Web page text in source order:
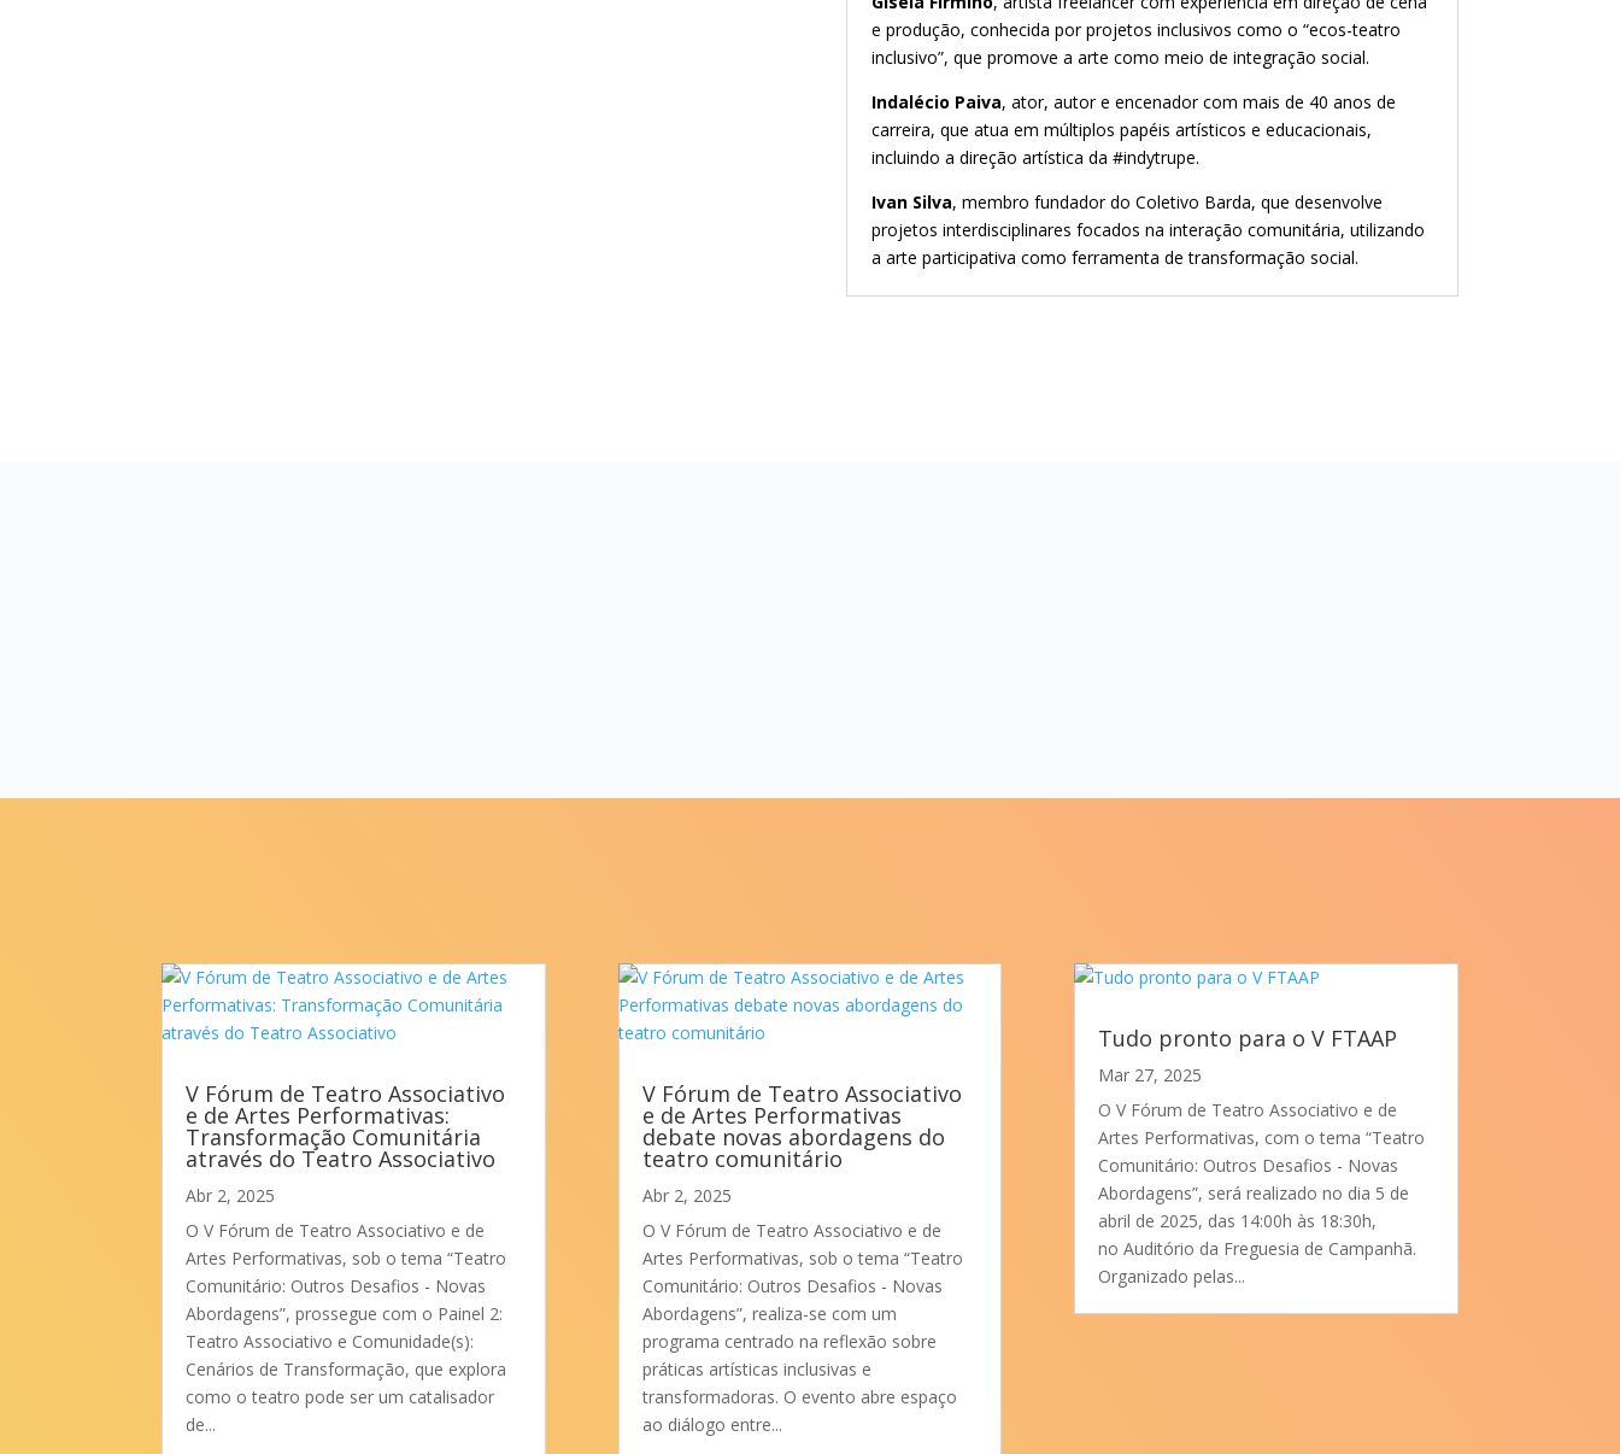
e produção, conhecida por projetos inclusivos como o “ecos-teatro
inclusivo”, que promove a arte como meio de integração social.
Indalécio Paiva, ator, autor e encenador com mais de 40 anos de
carreira, que atua em múltiplos papéis artísticos e educacionais,
incluindo a direção artística da #indytrupe.
Ivan Silva, membro fundador do Coletivo Barda, que desenvolve
projetos interdisciplinares focados na interação comunitária, utilizando
a arte participativa como ferramenta de transformação social.
V Fórum de Teatro Associativo
e de Artes Performativas:
Transformação Comunitária
através do Teatro Associativo
Abr 2, 2025
O V Fórum de Teatro Associativo e de
Artes Performativas, sob o tema “Teatro
Comunitário: Outros Desafios - Novas
Abordagens”, prossegue com o Painel 2:
Teatro Associativo e Comunidade(s):
Cenários de Transformação, que explora
como o teatro pode ser um catalisador
de...
V Fórum de Teatro Associativo
e de Artes Performativas
debate novas abordagens do
teatro comunitário
Abr 2, 2025
O V Fórum de Teatro Associativo e de
Artes Performativas, sob o tema “Teatro
Comunitário: Outros Desafios - Novas
Abordagens”, realiza-se com um
programa centrado na reflexão sobre
práticas artísticas inclusivas e
transformadoras. O evento abre espaço
ao diálogo entre...
Tudo pronto para o V FTAAP
Mar 27, 2025
O V Fórum de Teatro Associativo e de
Artes Performativas, com o tema “Teatro
Comunitário: Outros Desafios - Novas
Abordagens”, será realizado no dia 5 de
abril de 2025, das 14:00h às 18:30h,
no Auditório da Freguesia de Campanhã.
Organizado pelas...